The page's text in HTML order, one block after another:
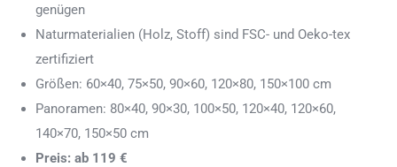
genügen
Naturmaterialien (Holz, Stoff) sind FSC- und Oeko-tex
zertifiziert
Größen: 60×40, 75×50, 90×60, 120×80, 150×100 cm
Panoramen: 80×40, 90×30, 100×50, 120×40, 120×60,
140×70, 150×50 cm
Preis: ab 119 €